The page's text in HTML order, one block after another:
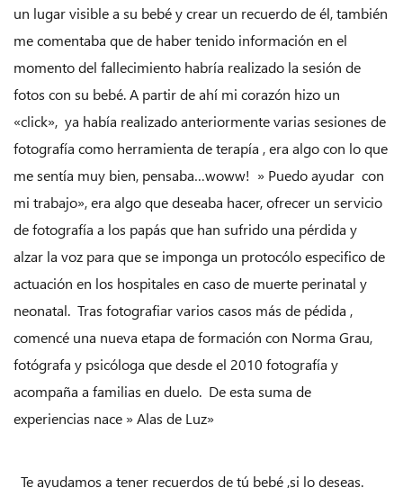
un lugar visible a su bebé y crear un recuerdo de él, también
me comentaba que de haber tenido información en el
momento del fallecimiento habría realizado la sesión de
fotos con su bebé. A partir de ahí mi corazón hizo un
«click», ya había realizado anteriormente varias sesiones de
fotografía como herramienta de terapía , era algo con lo que
me sentía muy bien, pensaba…woww! » Puedo ayudar con
mi trabajo», era algo que deseaba hacer, ofrecer un servicio
de fotografía a los papás que han sufrido una pérdida y
alzar la voz para que se imponga un protocólo especifico de
actuación en los hospitales en caso de muerte perinatal y
neonatal. Tras fotografiar varios casos más de pédida ,
comencé una nueva etapa de formación con Norma Grau,
fotógrafa y psicóloga que desde el 2010 fotografía y
acompaña a familias en duelo. De esta suma de
experiencias nace » Alas de Luz»
Te ayudamos a tener recuerdos de tú bebé ,si lo deseas.